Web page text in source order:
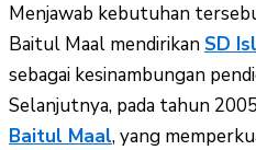
Menjawab kebutuhan
Baitul Maal mendirikan SD
sebagai kesinambungan
Selanjutnya, pada tahun
Baitul Maal, yang